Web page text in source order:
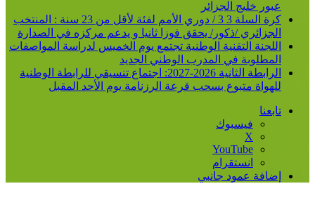
عبور خليج الجزائر
كرة السلة 3 3 / دوري الأمم لفئة لأقل من 23 سنة : المنتخب
الجزائري /ذكور/ يحقق فوزا ثانيا و يدعم مركزه في الصدارة
اللجنة التقنية الوطنية تجتمع يوم الخميس لدراسة المواصفات
المطلوبة في المدرب الوطني الجديد
الرابطة الثانية 2026-2027: اجتماع تنسيقي للرابطة الوطنية
للهواة متبوع بسحب قرعة الرزنامة يوم الأحد المقبل
تابعنا
فيسبوك
‫X
‫YouTube
انستقرام
إضافة عمود جانبي